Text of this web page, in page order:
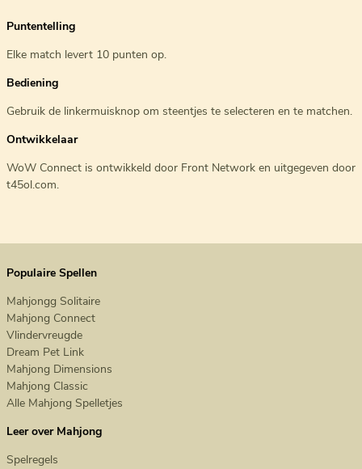
Puntentelling
Elke match levert 10 punten op.
Bediening
Gebruik de linkermuisknop om steentjes te selecteren en te matchen.
Ontwikkelaar
WoW Connect is ontwikkeld door Front Network en uitgegeven door
t45ol.com.
Populaire Spellen
Mahjongg Solitaire
Mahjong Connect
Vlindervreugde
Dream Pet Link
Mahjong Dimensions
Mahjong Classic
Alle Mahjong Spelletjes
Leer over Mahjong
Spelregels